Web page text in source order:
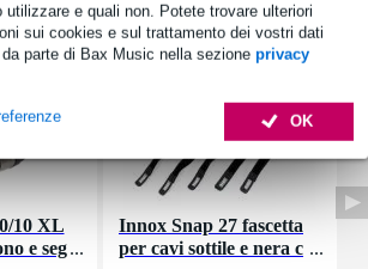
utilizzare e quali non. Potete trovare ulteriori
sui cookies e sul trattamento dei vostri dati
parte di Bax Music nella sezione privacy
OK
10 XL
e seg
Innox Snap 27 fascetta
per cavi sottile e nera c